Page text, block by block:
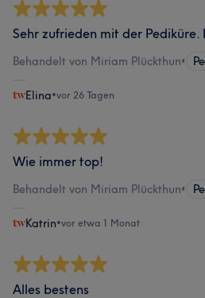
Sehr zufrieden mit der Pediküre.
Behandelt von Miriam Plückthun•
Elina•vor 26 Tagen
Wie immer top!
Behandelt von Miriam Plückthun•
Katrin•vor etwa 1 Monat
Alles bestens